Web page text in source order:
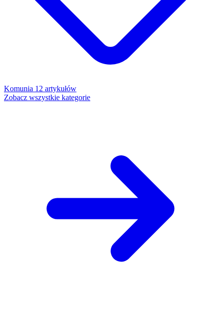
Komunia 12 artykułów
Zobacz wszystkie kategorie